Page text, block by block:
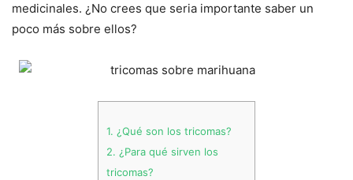
medicinales. ¿No crees que seria importante saber un
poco más sobre ellos?
1. ¿Qué son los tricomas?
2. ¿Para qué sirven los
tricomas?